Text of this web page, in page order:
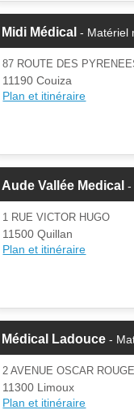
Midi Médical - Matériel
87 ROUTE DES
11190 Couiza
Plan et itinéraire
Aude Vallée Medical -
1 RUE VICTOR HUGO
11500 Quillan
Plan et itinéraire
Médical Ladouce -
2 AVENUE OSCAR ROUGE
11300 Limoux
Plan et itinéraire